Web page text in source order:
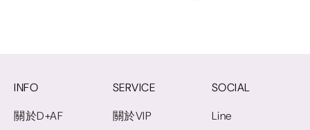
INFO
關於D+AF
SERVICE
關於VIP
SOCIAL
Line